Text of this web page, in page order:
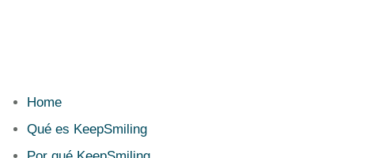
Home
Qué es KeepSmiling